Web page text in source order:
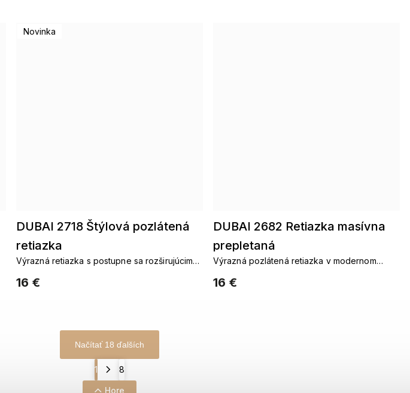
Novinka
DUBAI 2718 Štýlová pozlátená
retiazka
16 €
Výrazná retiazka s postupne sa rozširujúcim
DUBAI 2682 Retiazka masívna
prepletaná
16 €
Výrazná pozlátená retiazka v modernom
Načítať 18 ďalších
1 8
Hore